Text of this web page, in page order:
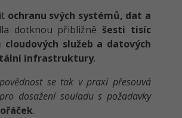
ochranu svých systémů, dat a
dotknou přibližně šesti tisíc
cloudových služeb a datových
infrastruktury.
se tak v praxi přesouvá
dosažení souladu s požadavky
.